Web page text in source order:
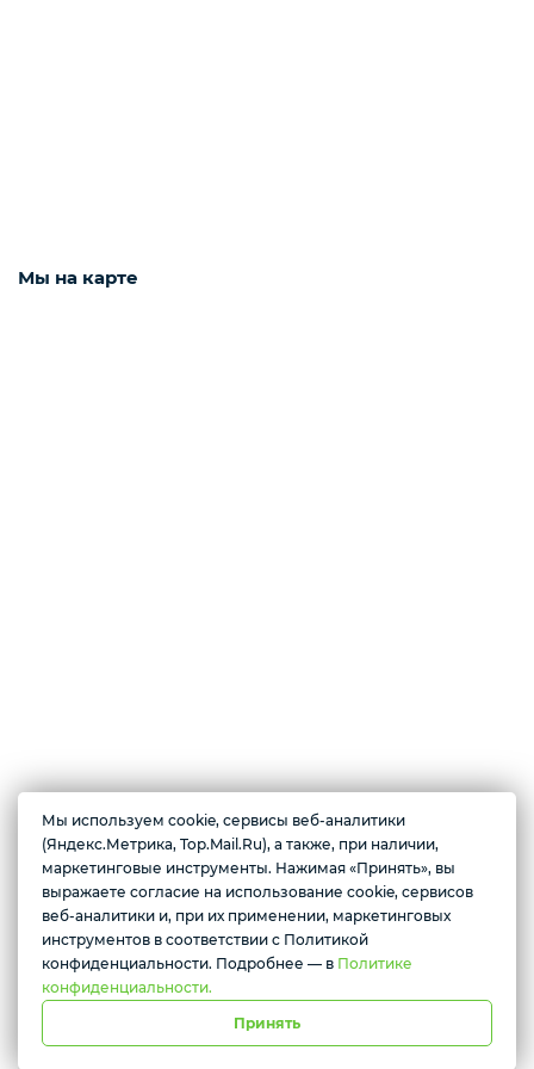
Мы на карте
О магазине
Магазин цифровой электроники. В продаже имеются по доступным
ценам: смартфоны, планшеты, смарт-часы, беспроводные наушники,
ноутбуки, игровые приставки, колонки, видеокарты, телевизоры и
многое другое.
г. Красноярск, ул. Абытаевская 2, офис 337
Мы используем cookie, сервисы веб-аналитики
(Яндекс.Метрика, Top.Mail.Ru), а также, при наличии,
маркетинговые инструменты. Нажимая «Принять», вы
выражаете согласие на использование cookie, сервисов
веб-аналитики и, при их применении, маркетинговых
инструментов в соответствии с Политикой
конфиденциальности. Подробнее — в Политике
конфиденциальности.
Принять
Желаете подозвать сотрудника
Да Нет